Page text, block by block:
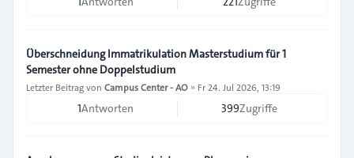
Überschneidung Immatrikulation Masterstudium für 1
Semester ohne Doppelstudium
Letzter Beitrag von Campus Center - AO » Fr 24. Jul 2026, 13:19
1Antworten 399Zugriffe